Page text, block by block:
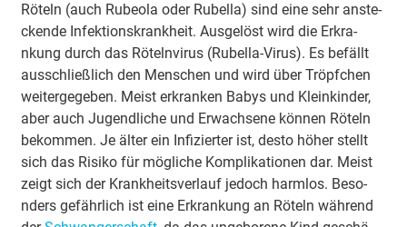
Röteln (auch Ru­beo­la oder Ru­be­lla) sind eine sehr a­nste­
cke­nde I­nfe­ktio­nskra­nkheit. Au­sge­löst wird die E­rkra­
nkung durch das Rö­te­lnvi­rus (Ru­be­lla-Virus). Es befällt
au­sschlie­ßlich den Menschen und wird über Tröpfchen
wei­te­rge­ge­ben. Meist e­rkra­nken Babys und Klei­nki­nder,
aber auch Ju­ge­ndli­che und E­rwa­chse­ne können Röteln
be­ko­mmen. Je älter ein I­nfi­zie­rter ist, desto höher stellt
sich das Ri­si­ko für mö­gli­che Ko­mpli­ka­tio­nen dar. Meist
zeigt sich der Kra­nkhei­tsve­rlauf jedoch harmlos. Be­so­
nders ge­fä­hrlich ist eine E­rkra­nkung an Röteln während